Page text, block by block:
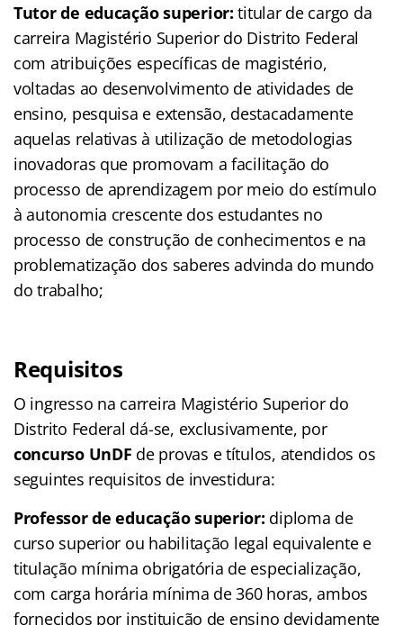
Tutor de educação superior: titular de cargo da
carreira Magistério Superior do Distrito Federal
com atribuições específicas de magistério,
voltadas ao desenvolvimento de atividades de
ensino, pesquisa e extensão, destacadamente
aquelas relativas à utilização de metodologias
inovadoras que promovam a facilitação do
processo de aprendizagem por meio do estímulo
à autonomia crescente dos estudantes no
processo de construção de conhecimentos e na
problematização dos saberes advinda do mundo
do trabalho;
Requisitos
O ingresso na carreira Magistério Superior do
Distrito Federal dá-se, exclusivamente, por
concurso UnDF de provas e títulos, atendidos os
seguintes requisitos de investidura:
Professor de educação superior: diploma de
curso superior ou habilitação legal equivalente e
titulação mínima obrigatória de especialização,
com carga horária mínima de 360 horas, ambos
fornecidos por instituição de ensino devidamente